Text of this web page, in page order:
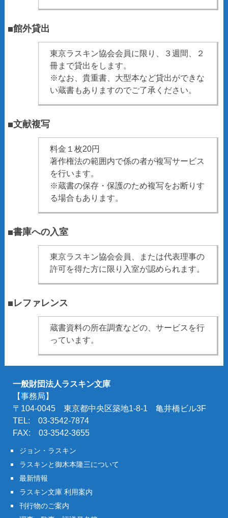
■館外貸出
東京ラスキン協会会員に限り、３週間、２
冊まで貸出をします。
※なお、貴重書、大型本など貸出ができな
い蔵書もありますのでご了承ください。
■文献複写
料金１枚20円
著作権法の範囲内で係の者が複写サービス
を行います。
※蔵書の保存・保護のため複写をお断りす
る場合もあります。
■書庫への入室
東京ラスキン協会会員、または代表理事の
許可を得た方に限り入室が認められます。
■レファレンス
蔵書資料の所在調査などの、サービスを行
っています。
一般財団法人ラスキン文庫
【事務局】
〒104-0045 東京都中央区築地1-8-1 亀井橋ビル3F
TEL: 03-3542-7874
FAX: 03-3542-3655
ジョン・ラスキン
ラスキンと御木本隆三について
最新情報
ラスキン文庫 利用案内
刊行物のご案内